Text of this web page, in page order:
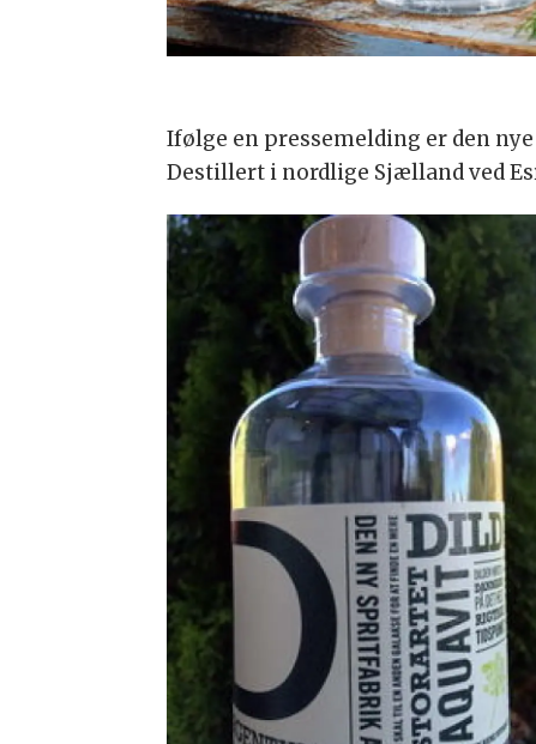
Ifølge en pressemelding er den
Destillert i nordlige Sjælland ved